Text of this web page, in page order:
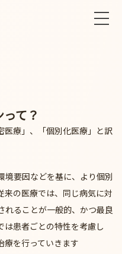
て？
医療」、「個別化医療」と訳
境要因などを基に、より個別
来の医療では、同じ病気に対
れることが一般的、かつ最良
は患者ごとの特性を考慮し
療を行っていきます